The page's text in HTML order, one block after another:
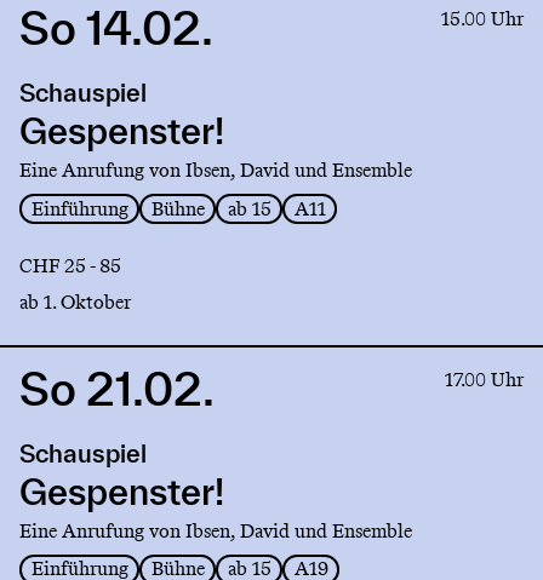
Link
Gespenster!
So 14.02. 15.00 Uhr
Schauspiel
Gespenster!
Eine Anrufung von Ibsen, David und Ensemble
Einführung
Bühne ab 15 A11
CHF 25 - 85
ab 1. Oktober
Link
Gespenster!
So 21.02. 17.00 Uhr
Schauspiel
Gespenster!
Eine Anrufung von Ibsen, David und Ensemble
Einführung
Bühne ab 15 A19